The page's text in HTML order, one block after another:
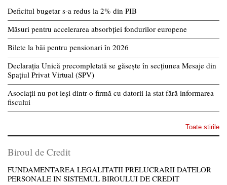
Deficitul bugetar s-a redus la 2% din PIB
Măsuri pentru accelerarea absorbției fondurilor europene
Bilete la băi pentru pensionari în 2026
Declarația Unică precompletată se găsește în secțiunea Mesaje din
Spațiul Privat Virtual (SPV)
Asociații nu pot ieși dintr-o firmă cu datorii la stat fără informarea
fiscului
Toate stirile
Biroul de Credit
FUNDAMENTAREA LEGALITATII PRELUCRARII DATELOR
PERSONALE IN SISTEMUL BIROULUI DE CREDIT